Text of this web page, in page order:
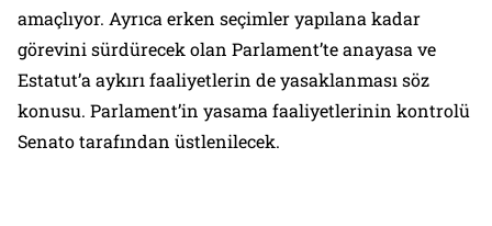
amaçlıyor. Ayrıca erken seçimler yapılana kadar
görevini sürdürecek olan Parlament’te anayasa ve
Estatut’a aykırı faaliyetlerin de yasaklanması söz
konusu. Parlament’in yasama faaliyetlerinin kontrolü
Senato tarafından üstlenilecek.